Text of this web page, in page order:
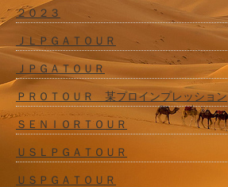
２０２３
ＪＬＰＧＡＴＯＵＲ
ＪＰＧＡＴＯＵＲ
ＰＲＯＴＯＵＲ 某プロインプレッション
ＳＥＮＩＯＲＴＯＵＲ
ＵＳＬＰＧＡＴＯＵＲ
ＵＳＰＧＡＴＯＵＲ